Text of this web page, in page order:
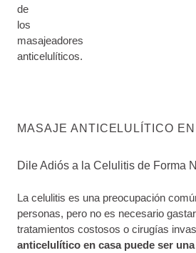
de
los
masajeadores
anticelulíticos.
MASAJE ANTICELULÍTICO
Dile Adiós a la Celulitis de Forma
La celulitis es una preocupación
personas, pero no es necesario
tratamientos costosos o cirugías
anticelulítico en casa puede ser